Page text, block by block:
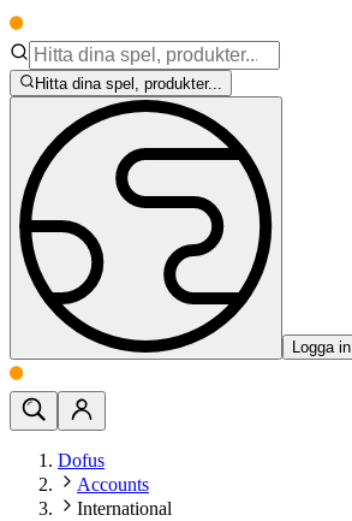
Hitta dina spel, produkter...
Logga in
Dofus
Accounts
International